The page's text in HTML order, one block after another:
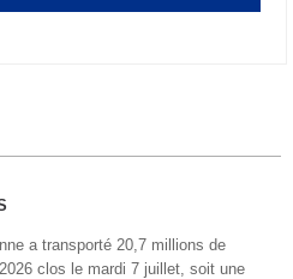
a transporté 20,7 millions de
clos le mardi 7 juillet, soit une